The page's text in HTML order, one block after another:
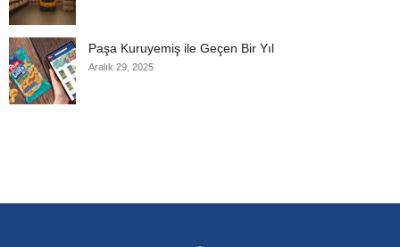
Paşa Kuruyemiş ile Geçen Bir Yıl
Aralık 29, 2025